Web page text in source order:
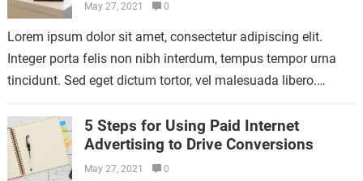
May 27, 2021 0
Lorem ipsum dolor sit amet, consectetur adipiscing elit.
Integer porta felis non nibh interdum, tempus tempor urna
tincidunt. Sed eget dictum tortor, vel malesuada libero.
5 Steps for Using Paid Internet
Advertising to Drive Conversions
May 27, 2021 0